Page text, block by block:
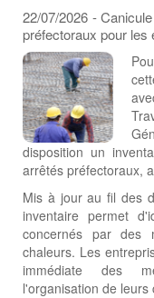
22/07/2026 -
préfectoraux pour les
disposition un
arrêtés préfectoraux,
Mis à jour au fil des
inventaire permet
concernés par des
chaleurs. Les
immédiate des
l'organisation de